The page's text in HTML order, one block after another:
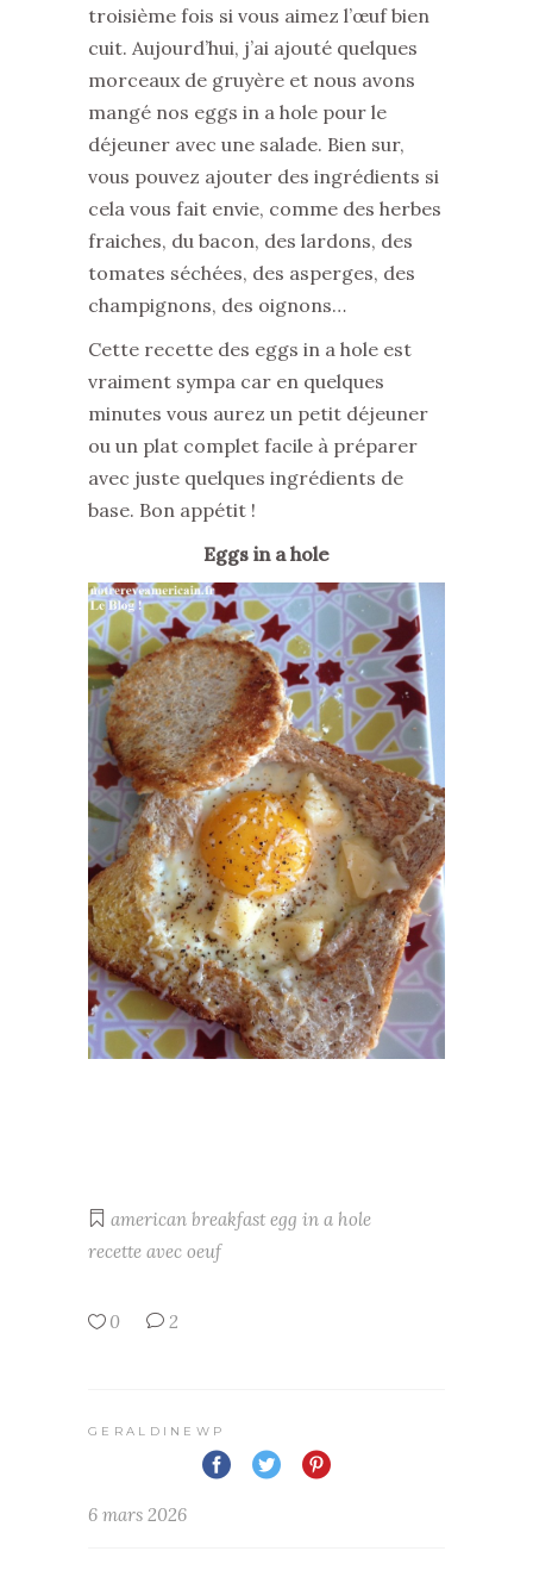
troisième fois si vous aimez l’œuf bien
cuit. Aujourd’hui, j’ai ajouté quelques
morceaux de gruyère et nous avons
mangé nos eggs in a hole pour le
déjeuner avec une salade. Bien sur,
vous pouvez ajouter des ingrédients si
cela vous fait envie, comme des herbes
fraiches, du bacon, des lardons, des
tomates séchées, des asperges, des
champignons, des oignons…
Cette recette des eggs in a hole est
vraiment sympa car en quelques
minutes vous aurez un petit déjeuner
ou un plat complet facile à préparer
avec juste quelques ingrédients de
base. Bon appétit !
Eggs in a hole
american breakfast egg in a hole
recette avec oeuf
0 2
GERALDINEWP
6 mars 2026